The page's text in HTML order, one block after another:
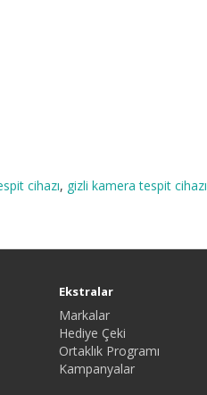
cihazı, gizli kamera tespit cihazı
Ekstralar
Markalar
Hediye Çeki
Ortaklık Programı
Kampanyalar